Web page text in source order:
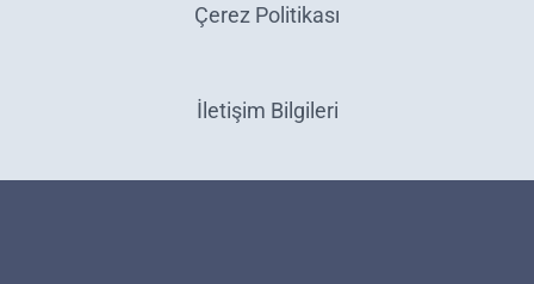
Çerez Politikası
İletişim Bilgileri